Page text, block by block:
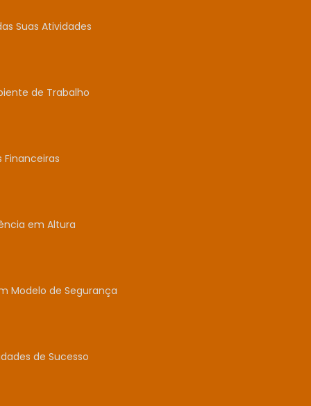
Suas Atividades
de Trabalho
Financeiras
em Altura
Modelo de Segurança
de Sucesso